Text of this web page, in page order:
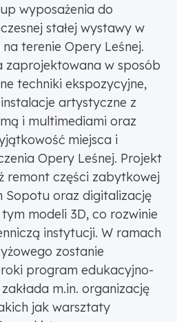
wyposażenia do
stałej wystawy w
terenie Opery Leśnej.
zaprojektowana w sposób
techniki ekspozycyjne,
artystyczne z
i multimediami oraz
miejsca i
Opery Leśnej. Projekt
remont części zabytkowej
Sopotu oraz digitalizację
modeli 3D, co rozwinie
instytucji. W ramach
zostanie
program edukacyjno-
m.in. organizację
jak warsztaty